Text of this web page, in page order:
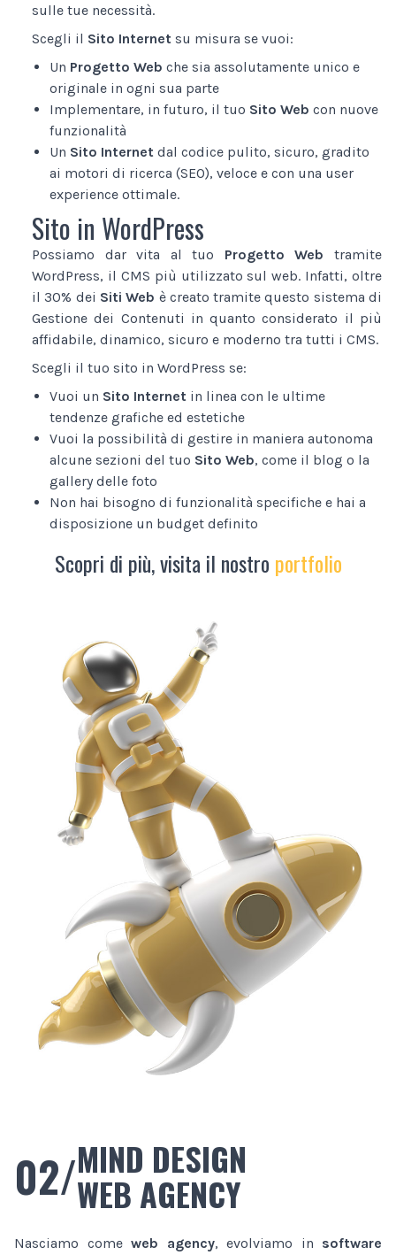
sulle tue necessità.
Scegli il Sito Internet su misura se vuoi:
Un Progetto Web che sia assolutamente unico e
originale in ogni sua parte
Implementare, in futuro, il tuo Sito Web con nuove
funzionalità
Un Sito Internet dal codice pulito, sicuro, gradito
ai motori di ricerca (SEO), veloce e con una user
experience ottimale.
Sito in WordPress
Possiamo dar vita al tuo Progetto Web tramite
WordPress, il CMS più utilizzato sul web. Infatti, oltre
il 30% dei Siti Web è creato tramite questo sistema di
Gestione dei Contenuti in quanto considerato il più
affidabile, dinamico, sicuro e moderno tra tutti i CMS.
Scegli il tuo sito in WordPress se:
Vuoi un Sito Internet in linea con le ultime
tendenze grafiche ed estetiche
Vuoi la possibilità di gestire in maniera autonoma
alcune sezioni del tuo Sito Web, come il blog o la
gallery delle foto
Non hai bisogno di funzionalità specifiche e hai a
disposizione un budget definito
Scopri di più, visita il nostro portfolio
02/MIND DESIGN
WEB AGENCY
Nasciamo come web agency, evolviamo in software